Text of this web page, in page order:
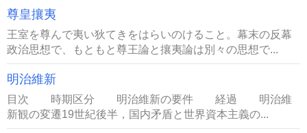
尊皇攘夷
王室を尊んで夷い狄てきをはらいのけること。幕末の反幕
政治思想で、もともと尊王論と攘夷論は別々の思想で...
明治維新
目次 時期区分 明治維新の要件 経過 明治維
新観の変遷19世紀後半，国内矛盾と世界資本主義の...